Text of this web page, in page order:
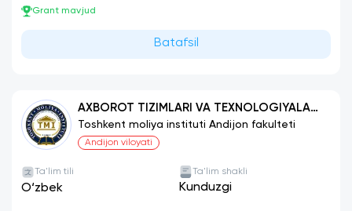
Grant mavjud
Batafsil
AXBOROT TIZIMLARI VA TEXNOLOGIYALARI
(MOLIYA-BANK TIZIMIDA)
Toshkent moliya instituti Andijon fakulteti
Andijon viloyati
Ta'lim tili
O‘zbek
Ta'lim shakli
Kunduzgi